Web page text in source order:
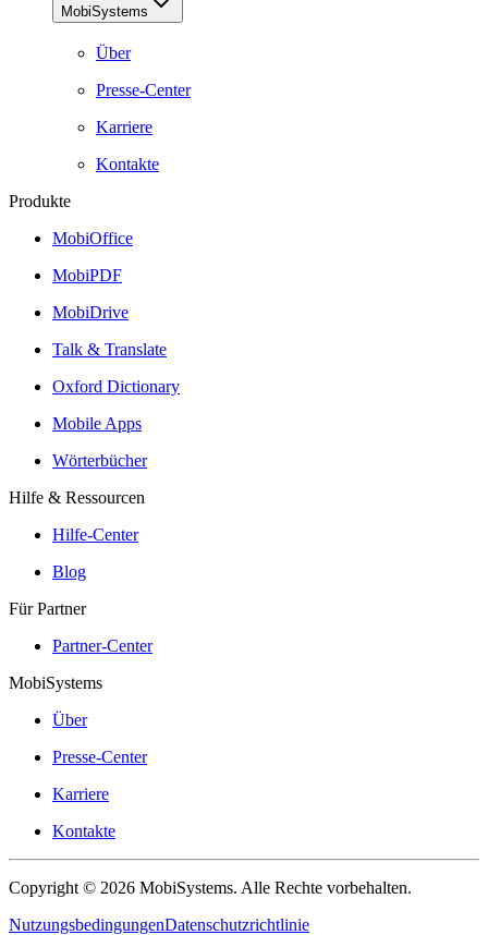
MobiSystems
Über
Presse-Center
Karriere
Kontakte
Produkte
MobiOffice
MobiPDF
MobiDrive
Talk & Translate
Oxford Dictionary
Mobile Apps
Wörterbücher
Hilfe & Ressourcen
Hilfe-Center
Blog
Für Partner
Partner-Center
MobiSystems
Über
Presse-Center
Karriere
Kontakte
Copyright © 2026 MobiSystems. Alle Rechte vorbehalten.
NutzungsbedingungenDatenschutzrichtlinie